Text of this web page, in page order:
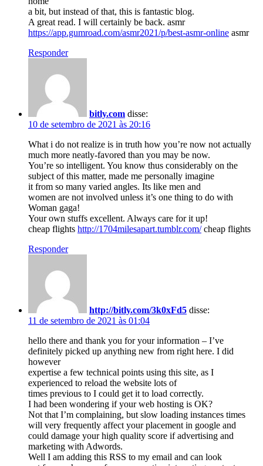
a bit, but instead of that, this is fantastic blog.
A great read. I will certainly be back. asmr
https://app.gumroad.com/asmr2021/p/best-asmr-online asmr
Responder
bitly.com disse:
10 de setembro de 2021 às 20:16
What i do not realize is in truth how you’re now not actually
much more neatly-favored than you may be now.
You’re so intelligent. You know thus considerably on the
subject of this matter, made me personally imagine
it from so many varied angles. Its like men and
women are not involved unless it’s one thing to do with
Woman gaga!
Your own stuffs excellent. Always care for it up!
cheap flights http://1704milesapart.tumblr.com/cheap flights
Responder
http://bitly.com/3k0xFd5 disse:
11 de setembro de 2021 às 01:04
hello there and thank you for your information – I’ve
definitely picked up anything new from right here. I did
however
expertise a few technical points using this site, as I
experienced to reload the website lots of
times previous to I could get it to load correctly.
I had been wondering if your web hosting is OK?
Not that I’m complaining, but slow loading instances times
will very frequently affect your placement in google and
could damage your high quality score if advertising and
marketing with Adwords.
Well I am adding this RSS to my email and can look